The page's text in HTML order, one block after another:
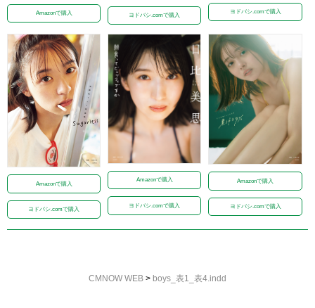
Amazonで購入 ヨドバシ.comで購入
ヨドバシ.comで購入
Amazonで購入
ヨドバシ.comで購入
Amazonで購入
ヨドバシ.comで購入
Amazonで購入
ヨドバシ.comで購入
CMNOW WEB > boys_表1_表4.indd